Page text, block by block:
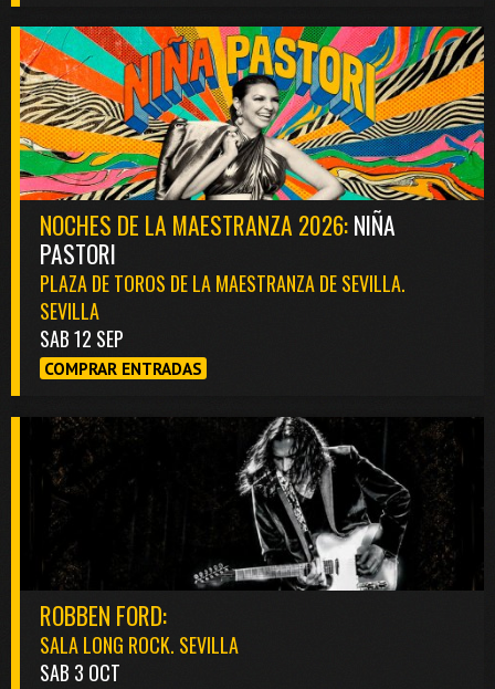
NOCHES DE LA MAESTRANZA 2026:NIÑA
PASTORI
PLAZA DE TOROS DE LA MAESTRANZA DE SEVILLA.
SEVILLA
SAB 12 SEP
COMPRAR ENTRADAS
ROBBEN FORD:
SALA LONG ROCK. SEVILLA
SAB 3 OCT